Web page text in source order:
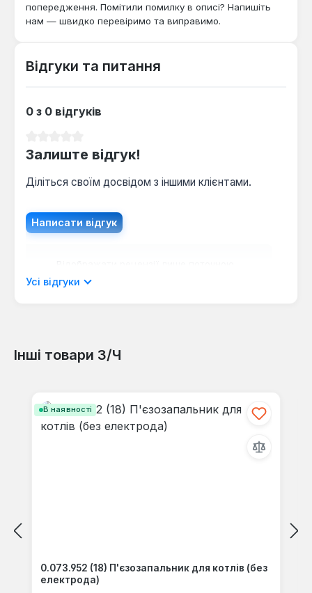
вихідного вузла в котлах Zoom, коли виникають
проблеми з розподілом води або герметичністю.
обладнання.
попередження. Помітили помилку в описі? Напишіть
нам — швидко перевіримо та виправимо.
Відгуки та питання
0 з 0 відгуків
Залиште відгук!
Діліться своїм досвідом з іншими клієнтами.
Написати відгук
мовою.
Відгуків не знайдено. Поділіться
Усі відгуки
Інші товари З/Ч
В наявності
0.073.952 (18) П'єзозапальник для котлів (без
електрода)